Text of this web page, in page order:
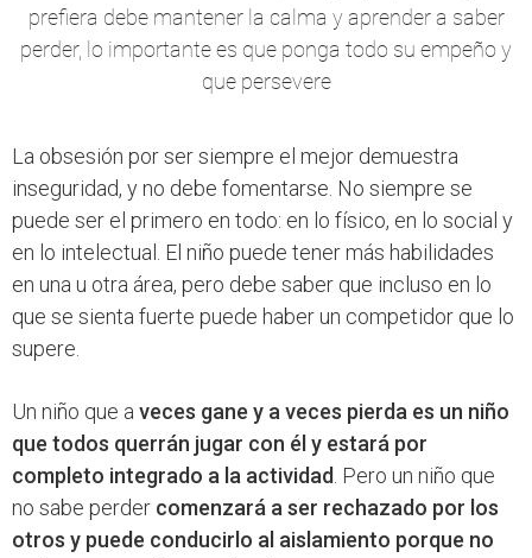
prefiera debe mantener la calma y aprender a saber
perder, lo importante es que ponga todo su empeño y
que persevere
La obsesión por ser siempre el mejor demuestra
inseguridad, y no debe fomentarse. No siempre se
puede ser el primero en todo: en lo físico, en lo social y
en lo intelectual. El niño puede tener más habilidades
en una u otra área, pero debe saber que incluso en lo
que se sienta fuerte puede haber un competidor que lo
supere.
Un niño que a veces gane y a veces pierda es un niño
que todos querrán jugar con él y estará por
completo integrado a la actividad . Pero un niño que
no sabe perder comenzará a ser rechazado por los
otros y puede conducirlo al aislamiento porque no